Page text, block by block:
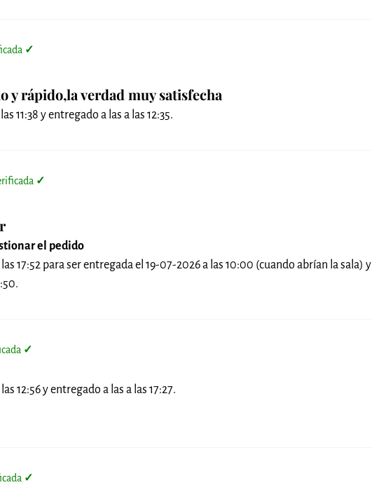
✓
y rápido,la verdad muy satisfecha
11:38 y entregado a las a las 12:35.
✓
el pedido
17:52 para ser entregada el 19-07-2026 a las 10:00 (cuando abrían la sala) y
✓
12:56 y entregado a las a las 17:27.
✓